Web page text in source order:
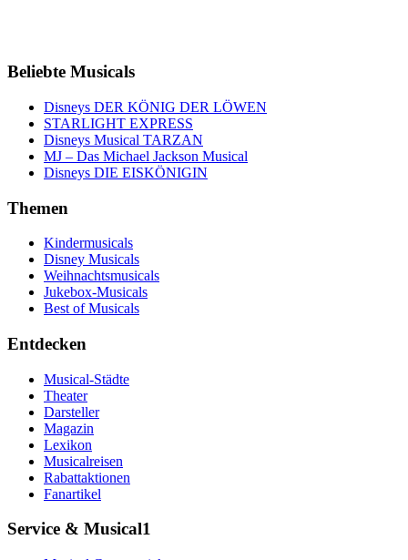
Beliebte Musicals
Disneys DER KÖNIG DER LÖWEN
STARLIGHT EXPRESS
Disneys Musical TARZAN
MJ – Das Michael Jackson Musical
Disneys DIE EISKÖNIGIN
Themen
Kindermusicals
Disney Musicals
Weihnachtsmusicals
Jukebox-Musicals
Best of Musicals
Entdecken
Musical-Städte
Theater
Darsteller
Magazin
Lexikon
Musicalreisen
Rabattaktionen
Fanartikel
Service & Musical1